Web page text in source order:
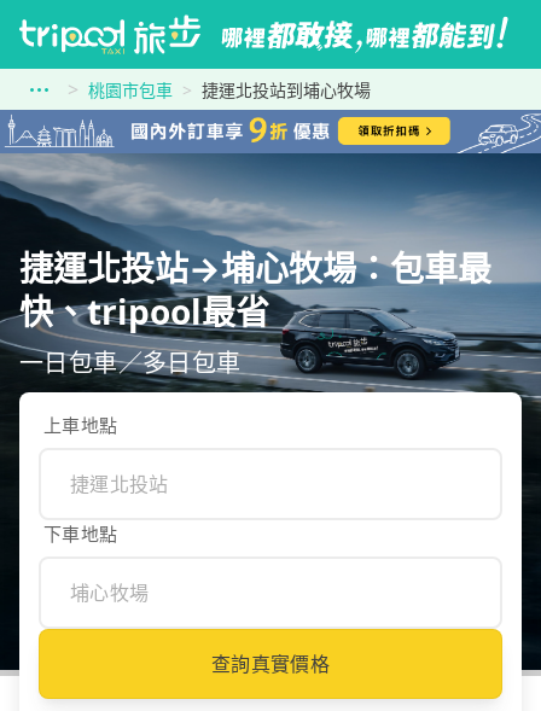
桃園市包車 捷運北投站到埔心牧場
捷運北投站→埔心牧場：包車最
快、tripool最省
一日包車／多日包車
上車地點
下車地點
查詢真實價格